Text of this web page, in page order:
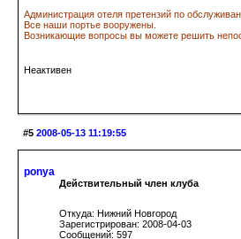
Администрация отеля претензий по
Все наши портье вооружены.
Возникающие вопросы вы можете решить
Неактивен
#5 2008-05-13 11:19:55
ponya
Действительный член клуба
Откуда: Нижний Новгород
Зарегистрирован: 2008-04-03
Сообщений: 597